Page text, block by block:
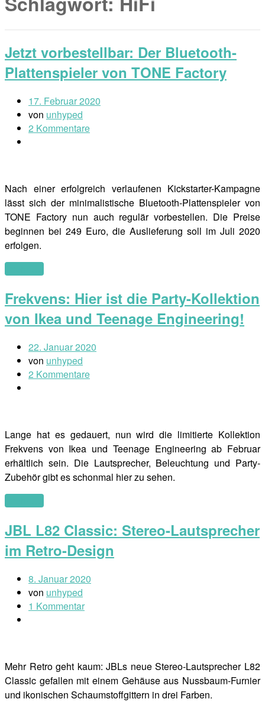
Jetzt vorbestellbar: Der Bluetooth-
Plattenspieler von TONE Factory
17. Februar 2020
von unhyped
2 Kommentare
Nach einer erfolgreich verlaufenen Kickstarter-Kampagne
lässt sich der minimalistische Bluetooth-Plattenspieler von
TONE Factory nun auch regulär vorbestellen. Die Preise
beginnen bei 249 Euro, die Auslieferung soll im Juli 2020
erfolgen.
Frekvens: Hier ist die Party-Kollektion
von Ikea und Teenage Engineering!
22. Januar 2020
von unhyped
2 Kommentare
Lange hat es gedauert, nun wird die limitierte Kollektion
Frekvens von Ikea und Teenage Engineering ab Februar
erhältlich sein. Die Lautsprecher, Beleuchtung und Party-
Zubehör gibt es schonmal hier zu sehen.
JBL L82 Classic: Stereo-Lautsprecher
im Retro-Design
8. Januar 2020
von unhyped
1 Kommentar
Mehr Retro geht kaum: JBLs neue Stereo-Lautsprecher L82
Classic gefallen mit einem Gehäuse aus Nussbaum-Furnier
und ikonischen Schaumstoffgittern in drei Farben.